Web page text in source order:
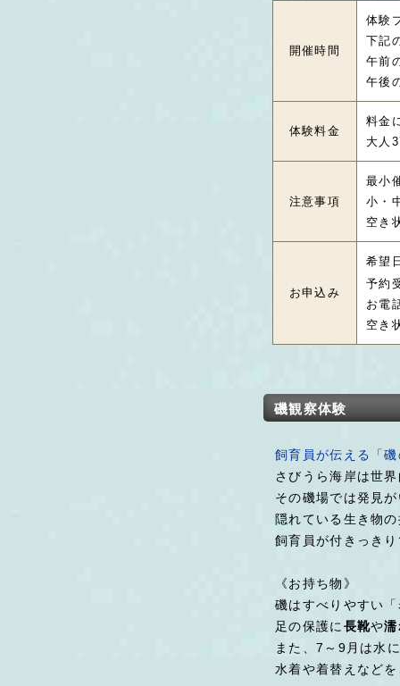
開催時間
体験
下記
午前
午後
体験料金
料金
大人
注意事項
最小
小・
空き
お申込み
希望
予約
お電
空き
磯観察体験
飼育員が伝える「
さびうら海岸は世
その磯場では発見
隠れている生き物
飼育員が付きっき
《お持ち物》
磯はすべりやすい
足の保護に 長靴や
また、7～9月は水
水着や着替えなど